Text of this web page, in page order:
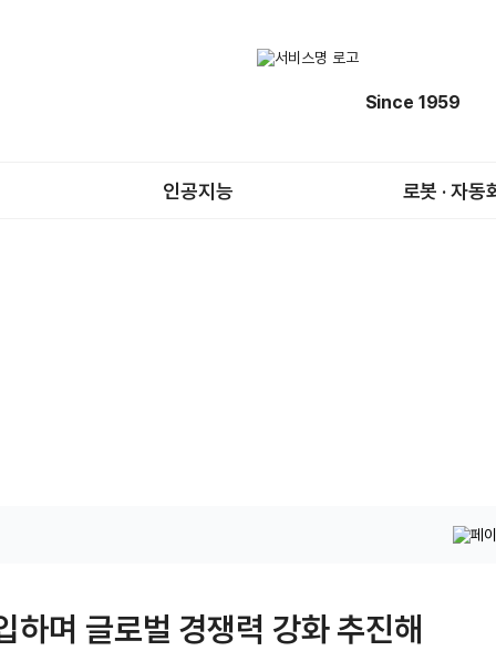
Since 1959
인공지능 로봇 · 자동
며 글로벌 경쟁력 강화 추진해